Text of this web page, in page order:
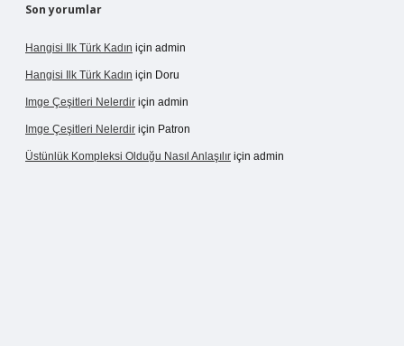
Son yorumlar
Hangisi Ilk Türk Kadın için admin
Hangisi Ilk Türk Kadın için Doru
Imge Çeşitleri Nelerdir için admin
Imge Çeşitleri Nelerdir için Patron
Üstünlük Kompleksi Olduğu Nasıl Anlaşılır için admin